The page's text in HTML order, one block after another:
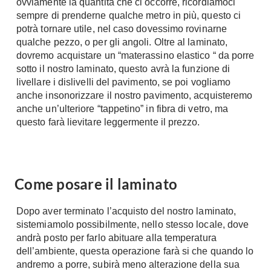
Materassi
Lattice
Memory Foam
Reti Letto
Cuscini
Consigli materassi
Cabine Doccia
Idromassaggio
Accessori Bagno
Rubinetteria
Vasche da Bagno
A Chiocciola
Scale Interni
Ringhiere
Rivestimenti
Ceramica
Cotto
Carta da parati
Pavimenti esterni
Fai da Te
ovviamente la quantità che ci occorre, ricordiamoci
sempre di prenderne qualche metro in più, questo ci
potrà tornare utile, nel caso dovessimo rovinarne
qualche pezzo, o per gli angoli. Oltre al laminato,
dovremo acquistare un “materassino elastico “ da porre
sotto il nostro laminato, questo avrà la funzione di
livellare i dislivelli del pavimento, se poi vogliamo
anche insonorizzare il nostro pavimento, acquisteremo
anche un’ulteriore “tappetino” in fibra di vetro, ma
questo farà lievitare leggermente il prezzo.
Come posare il laminato
Dopo aver terminato l’acquisto del nostro laminato,
sistemiamolo possibilmente, nello stesso locale, dove
andrà posto per farlo abituare alla temperatura
dell’ambiente, questa operazione farà si che quando lo
andremo a porre, subirà meno alterazione della sua